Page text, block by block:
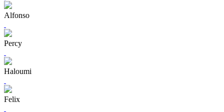
Alfonso
Percy
Haloumi
Felix